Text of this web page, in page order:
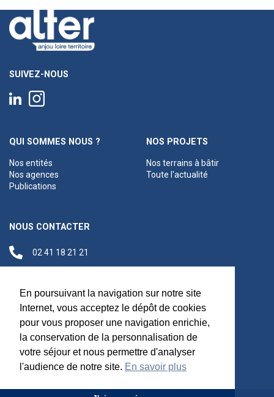
En poursuivant la navigation sur notre site
Internet, vous acceptez le dépôt de cookies
pour vous proposer une navigation enrichie,
la conservation de la personnalisation de
votre séjour et nous permettre d'analyser
l'audience de notre site. En savoir plus
SUIVEZ-NOUS
QUI SOMMES NOUS ?
Nos entités
Nos agences
Publications
NOS PROJETS
Nos terrains à bâtir
Toute l'actualité
NOUS CONTACTER
02 41 18 21 21
Siège social
Maréchal Foch,
49100 Angers